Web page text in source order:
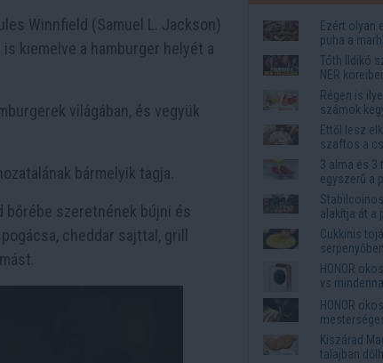
Winnfield (Samuel L. Jackson)
kiemelve a hamburger helyét a
világában, és vegyük
bármelyik tagja.
bőrébe szeretnének bújni és
cheddar sajttal, grill
Ezért olyan
puha a
éttermekben
Tóth Ildikó
NER
kerülhetnek
Régen is
számok
lerombolják
nosztalgiát
Ettől lesz
szaftos a
sörös pác a
3 alma és 3
egyszerű a
titka
alakítja át a
Visa, a
Western
Cukkinis
laktató
HONOR
vs
igények
HONOR
funkciók,
Kiszárad
talajban